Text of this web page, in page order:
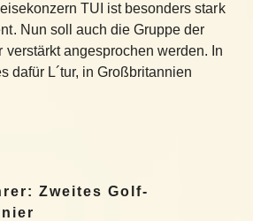
TUI ist besonders stark
Nun soll auch die Gruppe der
verstärkt angesprochen werden. In
dafür L´tur, in Großbritannien
Zweites Golf-